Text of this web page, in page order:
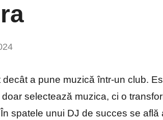
a pune muzică într-un club.
selectează muzica, ci o
spatele unui DJ de succes se